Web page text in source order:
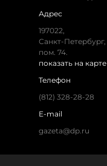
Адрес
197022,
Санкт-
пом. 74.
показать на карте
Телефон
(812) 328-28-28
E-mail
gazeta@dp.ru